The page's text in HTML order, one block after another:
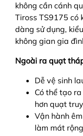
không cần cánh
Tiross TS9175 có
dàng sử dụng,
không gian gia
Ngoài ra quạt
Dễ vệ sinh
Có thể tạo
hơn quạt
Vận hành
làm mát